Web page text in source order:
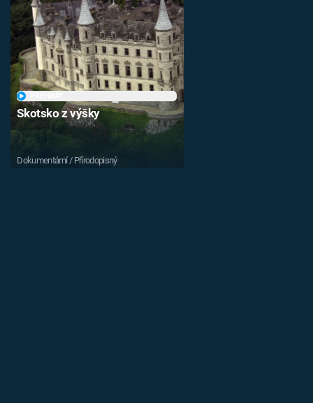
Skotsko z výšky
Dokumentární / Přírodopisný